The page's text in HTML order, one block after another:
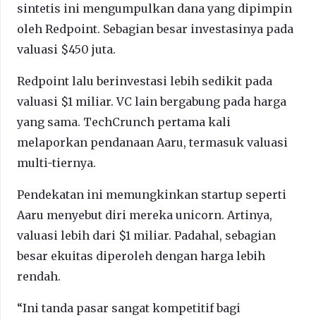
sintetis ini mengumpulkan dana yang dipimpin
oleh Redpoint. Sebagian besar investasinya pada
valuasi $450 juta.
Redpoint lalu berinvestasi lebih sedikit pada
valuasi $1 miliar. VC lain bergabung pada harga
yang sama. TechCrunch pertama kali
melaporkan pendanaan Aaru, termasuk valuasi
multi-tiernya.
Pendekatan ini memungkinkan startup seperti
Aaru menyebut diri mereka unicorn. Artinya,
valuasi lebih dari $1 miliar. Padahal, sebagian
besar ekuitas diperoleh dengan harga lebih
rendah.
“Ini tanda pasar sangat kompetitif bagi